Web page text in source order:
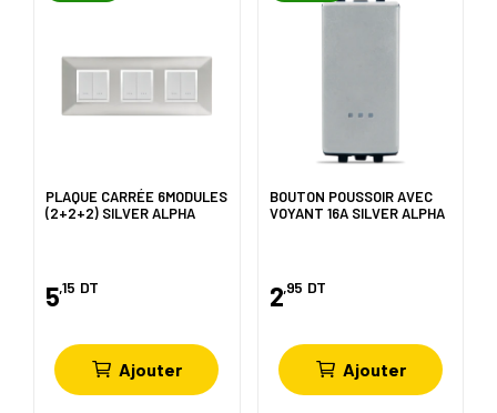
PLAQUE CARRÉE 6MODULES
(2+2+2) SILVER ALPHA
5,15 DT
Ajouter
BOUTON POUSSOIR AVEC
VOYANT 16A SILVER ALPHA
2,95 DT
Ajouter